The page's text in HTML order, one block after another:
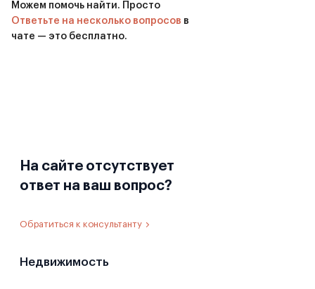
Можем помочь найти. Просто
Ответьте на несколько вопросов в
чате — это бесплатно.
На сайте отсутствует
ответ на ваш вопрос?
Обратиться к консультанту
Недвижимость